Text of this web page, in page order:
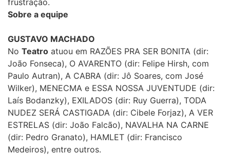
Sobre a equipe
GUSTAVO MACHADO
No Teatro atuou em RAZÕES PRA SER BONITA (dir:
João Fonseca), O AVARENTO (dir: Felipe Hirsh, com
Paulo Autran), A CABRA (dir: Jô Soares, com José
Wilker), MENECMA e ESSA NOSSA JUVENTUDE (dir:
Laís Bodanzky), EXILADOS (dir: Ruy Guerra), TODA
NUDEZ SERÁ CASTIGADA (dir: Cibele Forjaz), A VER
ESTRELAS (dir: João Falcão), NAVALHA NA CARNE
(dir: Pedro Granato), HAMLET (dir: Francisco
Medeiros), entre outros.